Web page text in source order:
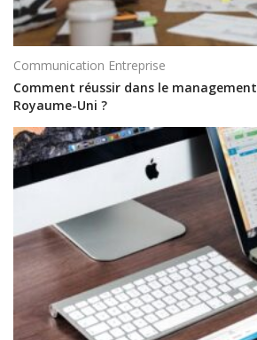
Communication Entreprise
Comment réussir dans le
Royaume-Uni ?